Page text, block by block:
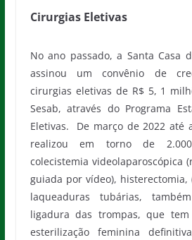
Cirurgias Eletivas
No ano passado, a Santa Casa
assinou um convênio de
cirurgias eletivas de R$ 5, 1
Sesab, através do Programa
Eletivas. De março de 2022 até
realizou em torno de
colecistemia videolaparoscópica
guiada por vídeo), histerectomia,
laqueaduras tubárias,
ligadura das trompas, que
esterilização feminina